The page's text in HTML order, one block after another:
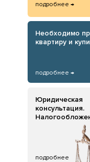
подробнее →
подробнее
Юридическая
консультация.
Необходимо
квартиру и
подробнее →